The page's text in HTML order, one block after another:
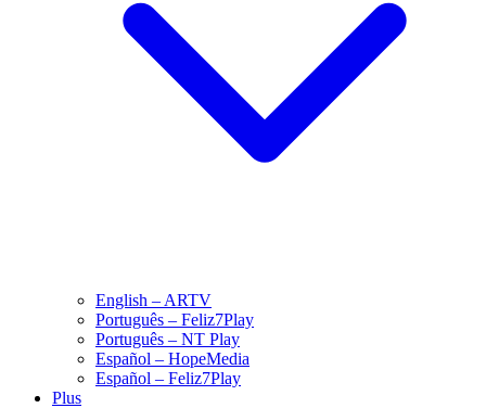
English – ARTV
Português – Feliz7Play
Português – NT Play
Español – HopeMedia
Español – Feliz7Play
Plus